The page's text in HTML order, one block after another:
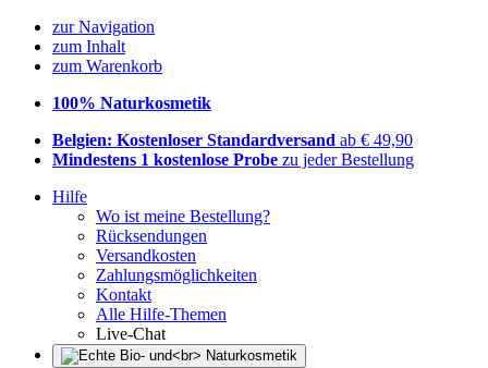
zur Navigation
zum Inhalt
zum Warenkorb
100% Naturkosmetik
Belgien: Kostenloser Standardversand ab € 49,90
Mindestens 1 kostenlose Probe zu jeder Bestellung
Hilfe
Wo ist meine Bestellung?
Rücksendungen
Versandkosten
Zahlungsmöglichkeiten
Kontakt
Alle Hilfe-Themen
Live-Chat